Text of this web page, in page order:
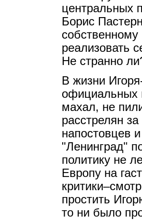
центральных
Борис
реализовать
Не странно
В жизни
официальных
махал, не
расстрелян
напостовцев
"Ленинград"
политику не
Европу на
простить
то ни было